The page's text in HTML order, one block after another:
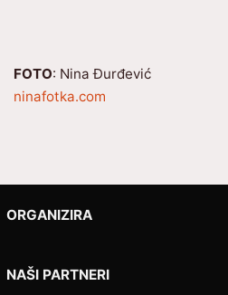
FOTO: Nina Đurđević
ninafotka.com
ORGANIZIRA
NAŠI PARTNERI